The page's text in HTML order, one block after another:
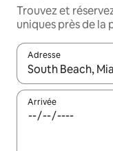
Trouvez et
uniques près de la
Adresse
Lorsque les
Arrivée